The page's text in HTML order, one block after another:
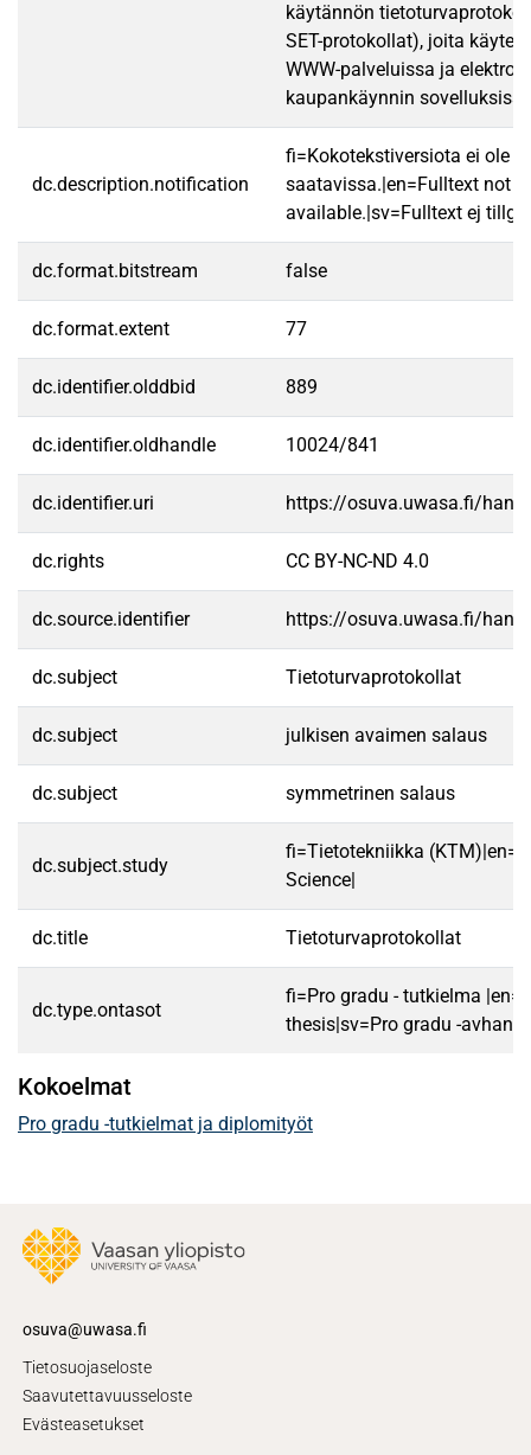
käytännön
SET-protokollat), joita
WWW-palveluissa ja
kaupankäynnin
dc.description.notification
fi=Kokotekstiversiota ei ole
saatavissa.|en=Fulltext not
available.|sv=Fulltext ej
dc.format.bitstream false
dc.format.extent 77
dc.identifier.olddbid 889
dc.identifier.oldhandle 10024/841
dc.identifier.uri https://osuva.uwasa.fi/
dc.rights CC BY-NC-ND 4.0
dc.source.identifier https://osuva.uwasa.fi/
dc.subject Tietoturvaprotokollat
dc.subject julkisen avaimen salaus
dc.subject symmetrinen salaus
dc.subject.study
fi=Tietotekniikka
Science|
dc.title Tietoturvaprotokollat
dc.type.ontasot
fi=Pro gradu - tutkielma
thesis|sv=Pro gradu -
Kokoelmat
Pro gradu -tutkielmat ja diplomityöt
osuva@uwasa.fi
Tietosuojaseloste
Saavutettavuusseloste
Evästeasetukset